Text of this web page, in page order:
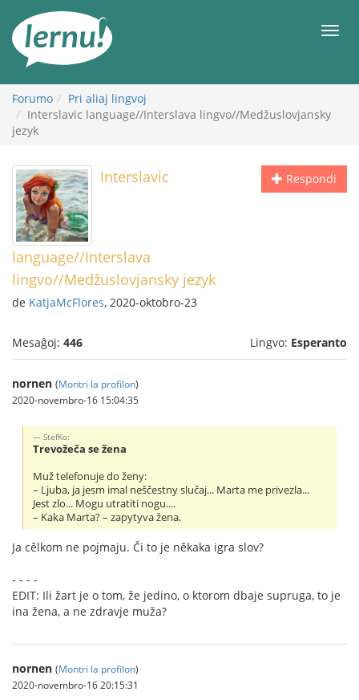
enhavo
Forumo
Pri aliaj lingvoj
Interslavic language//Interslava lingvo//Medžuslovjansky
jezyk
Respondi
Interslavic
language//Interslava
lingvo//Medžuslovjansky jezyk
de KatjaMcFlores, 2020-oktobro-23
Mesaĝoj: 446 Lingvo: Esperanto
nornen (Montri la profilon)
2020-novembro-16 15:04:35
StefKo:
Trevožeča se žena
Muž telefonuje do ženy:
– Ljuba, ja jesm imal neščestny slučaj... Marta me privezla...
Jest zlo... Mogu utratiti nogu....
– Kaka Marta? – zapytyva žena.
Ja cělkom ne pojmaju. Či to je někaka igra slov?
- - - -
EDIT: Ili žart je o tom, že jedino, o ktorom dbaje supruga, to je
ina žena, a ne zdravje muža?
nornen (Montri la profilon)
2020-novembro-16 20:15:31